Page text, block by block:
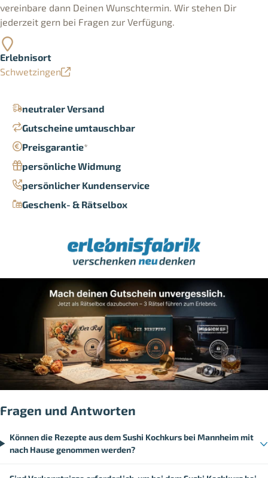
neutraler Versand
Gutscheine umtauschbar
Preisgarantie*
persönliche Widmung
persönlicher Kundenservice
Geschenk- & Rätselbox
vereinbare dann Deinen Wunschtermin. Wir stehen Dir
jederzeit gern bei Fragen zur Verfügung.
Erlebnisort
Schwetzingen
Fragen und Antworten
Können die Rezepte aus dem Sushi Kochkurs bei Mannheim mit
nach Hause genommen werden?